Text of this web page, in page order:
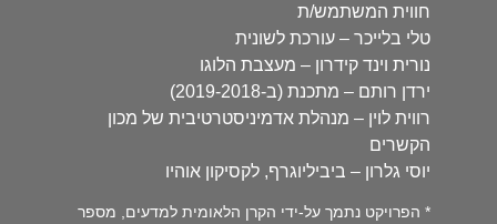
חווית המשתמש/ת
טלי בלייכר – עורכת לשונית
נורית וינד קידרון – מעצבת הלוגו
ירדן רותם – מתכנת (ב-2019-2018)
רווית לוין – מנהלת אדמיניסטרטיבית של מכון
הקשרים
יוסי גלרון – ביביליוגרף, לקסיקון אוהיו
* הפרויקט נתמך על-ידי הקרן הלאומית למדעים, מספר